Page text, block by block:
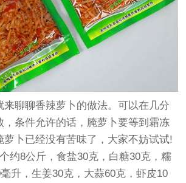
聊聊香辣萝卜的做法。可以在几分
，条件允许的话，腌萝卜要等到霜冻
萝卜已经没有苦味了，大家不妨试试!
8公斤，食盐30克，白糖30克，糯
升，生姜30克，大蒜60克，虾皮10